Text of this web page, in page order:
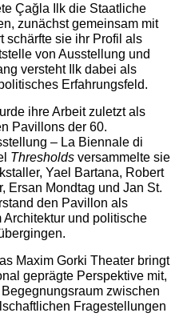
Çağla Ilk die Staatliche
zunächst gemeinsam mit
schärfte sie ihr Profil als
von Ausstellung und
versteht Ilk dabei als
Erfahrungsfeld.
ihre Arbeit zuletzt als
Pavillons der 60.
– La Biennale di
Thresholdsversammelte sie
Yael Bartana, Robert
Ersan Mondtag und Jan St.
den Pavillon als
und politische
Maxim Gorki Theater bringt
geprägte Perspektive mit,
zwischen
Fragestellungen